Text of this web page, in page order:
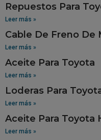
Repuestos Para
Leer más »
Cable De Freno De
Leer más »
Aceite Para Toyota
Leer más »
Loderas Para
Leer más »
Aceite Para Toyota
Leer más »